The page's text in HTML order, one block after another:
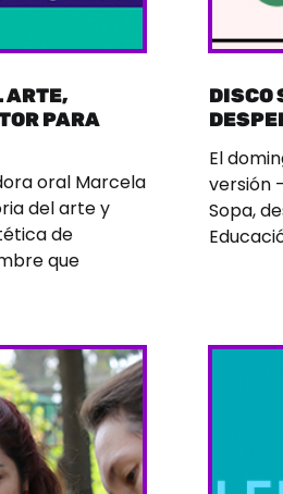
ARTE,
PARA
oral Marcela
del arte y
de
que
DISCO
​E​l
versión
Sopa,